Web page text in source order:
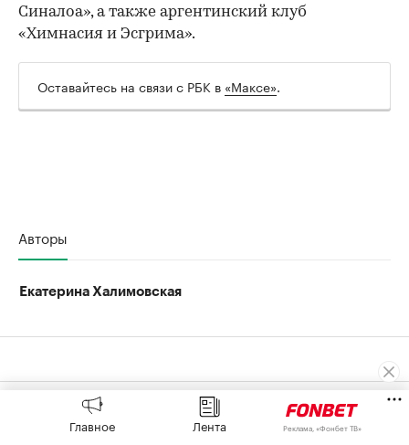
Синалоа», а также аргентинский клуб
«Химнасия и Эсгрима».
Оставайтесь на связи с РБК в «Максе».
Авторы
Екатерина Халимовская
Главное Лента Реклама, «Фонбет ТВ»